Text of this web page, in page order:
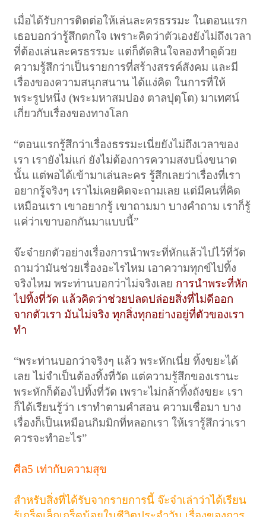
เมื่อได้รับการติดต่อให้เล่นละครธรรมะ ในตอนแรก
เธอบอกว่ารู้สึกตกใจ เพราะคิดว่าตัวเองยังไม่ถึงเวลา
ที่ต้องเล่นละครธรรมะ แต่ก็ตัดสินใจลองทำดูด้วย
ความรู้สึกว่าเป็นรายการที่สร้างสรรค์สังคม และมี
เรื่องของความสนุกสนาน ได้แง่คิด ในการที่ให้
พระรูปหนึ่ง (พระมหาสมปอง ตาลปุตฺโต) มาเทศน์
เกี่ยวกับเรื่องของทางโลก
“ตอนแรกรู้สึกว่าเรื่องธรรมะเนี่ยยังไม่ถึงเวลาของ
เรา เรายังไม่แก่ ยังไม่ต้องการความสงบนิ่งขนาด
นั้น แต่พอได้เข้ามาเล่นละคร รู้สึกเลยว่าเรื่องที่เรา
อยากรู้จริงๆ เราไม่เคยคิดจะถามเลย แต่มีคนที่คิด
เหมือนเรา เขาอยากรู้ เขาถามมา บางคำถาม เราก็รู้
แค่ว่าเขาบอกกันมาแบบนี้”
จ๊ะจ๋ายกตัวอย่างเรื่องการนำพระที่หักแล้วไปไว้ที่วัด
ถามว่ามันช่วยเรื่องอะไรไหม เอาความทุกข์ไปทิ้ง
จริงไหม พระท่านบอกว่าไม่จริงเลย การนำพระที่หัก
ไปทิ้งที่วัด แล้วคิดว่าช่วยปลดปล่อยสิ่งที่ไม่ดีออก
จากตัวเรา มันไม่จริง ทุกสิ่งทุกอย่างอยู่ที่ตัวของเรา
ทำ
“พระท่านบอกว่าจริงๆ แล้ว พระหักเนี่ย ทิ้งขยะได้
เลย ไม่จำเป็นต้องทิ้งที่วัด แต่ความรู้สึกของเรานะ
พระหักก็ต้องไปทิ้งที่วัด เพราะไม่กล้าทิ้งถังขยะ เรา
ก็ได้เรียนรู้ว่า เราทำตามคำสอน ความเชื่อมา บาง
เรื่องก็เป็นเหมือนกิมมิกที่หลอกเรา ให้เรารู้สึกว่าเรา
ควรจะทำอะไร”
ศีล5 เท่ากับความสุข
สำหรับสิ่งที่ได้รับจากรายการนี้ จ๊ะจ๋าเล่าว่าได้เรียน